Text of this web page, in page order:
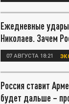
Ежедневные
Николаев. Зачем
07 АВГУСТА 18:21
Россия ставит
будет дальше –